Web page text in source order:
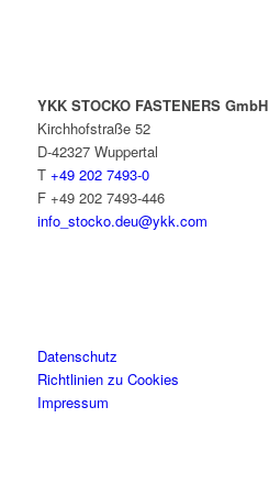
YKK STOCKO FASTENERS GmbH
Kirchhofstraße 52
D-42327 Wuppertal
T +49 202 7493-0
F +49 202 7493-446
info_stocko.deu@ykk.com
Datenschutz
Richtlinien zu Cookies
Impressum